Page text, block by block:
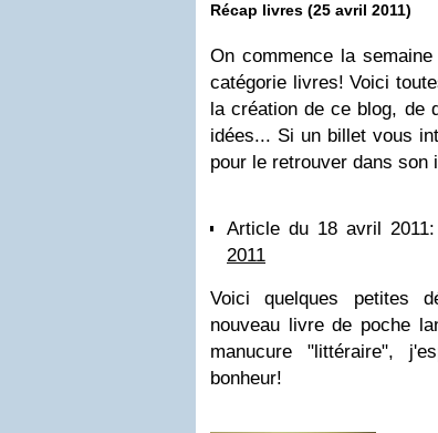
Récap livres (25 avril 2011)
On commence la
catégorie livres! Voici
la création de ce blog, de
idées... Si un billet vous
pour le retrouver dans son
Article du 18 avril 2011:
2011
Voici quelques petites
nouveau livre de poche
manucure "littéraire",
bonheur!